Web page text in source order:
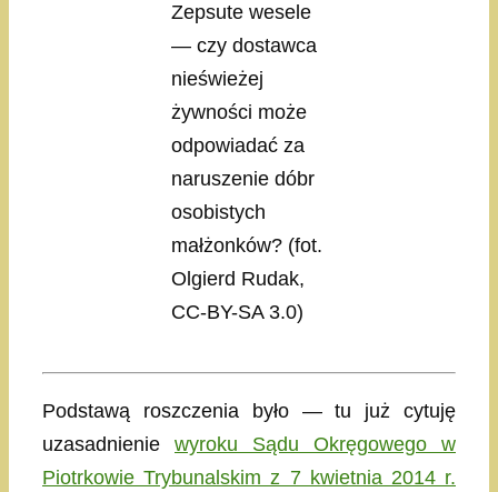
Zepsute wesele
— czy dostawca
nieświeżej
żywności może
odpowiadać za
naruszenie dóbr
osobistych
małżonków? (fot.
Olgierd Rudak,
CC-BY-SA 3.0)
Podstawą roszczenia było — tu już cytuję
uzasadnienie wyroku Sądu Okręgowego w
Piotrkowie Trybunalskim z 7 kwietnia 2014 r.